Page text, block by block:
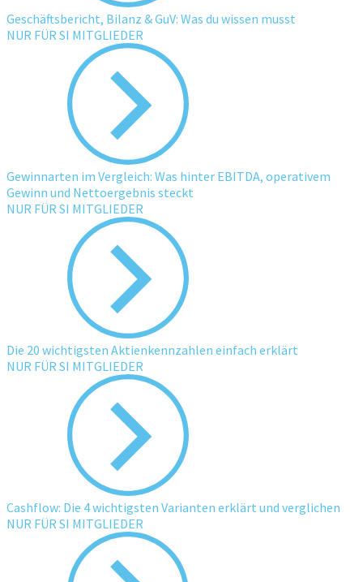
Geschäftsbericht, Bilanz & GuV: Was du wissen musst
NUR FÜR SI MITGLIEDER
Gewinnarten im Vergleich: Was hinter EBITDA, operativem
Gewinn und Nettoergebnis steckt
NUR FÜR SI MITGLIEDER
Die 20 wichtigsten Aktienkennzahlen einfach erklärt
NUR FÜR SI MITGLIEDER
Cashflow: Die 4 wichtigsten Varianten erklärt und verglichen
NUR FÜR SI MITGLIEDER